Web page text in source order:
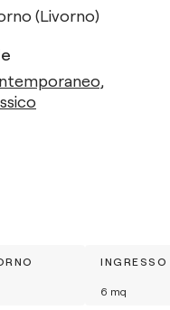
(Livorno)
,
INGRESSO
6 mq